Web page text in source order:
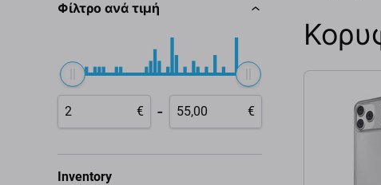
Φίλτρο ανά τιμή
€ - €
Inventory